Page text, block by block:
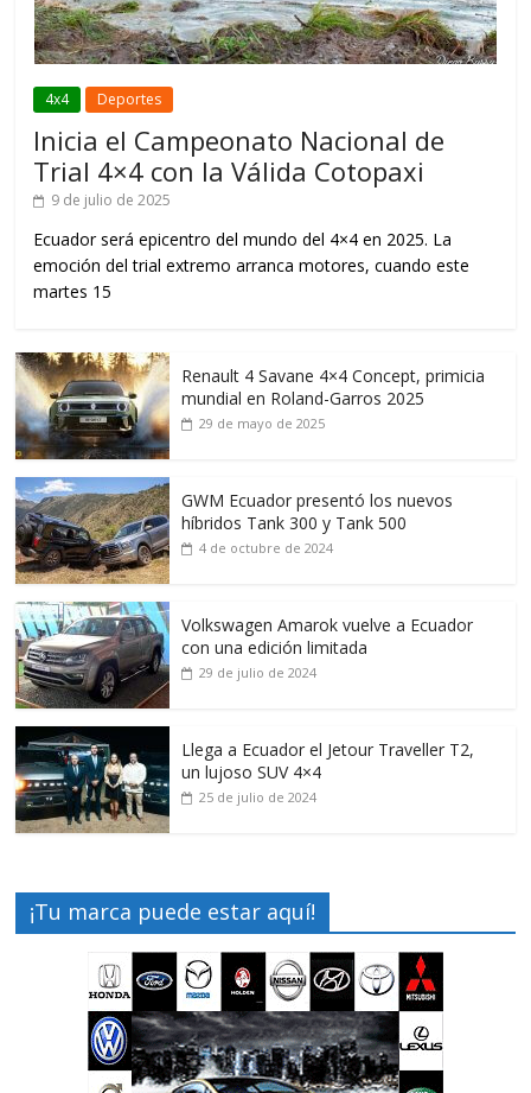
4x4 Deportes
Inicia el Campeonato Nacional de
Trial 4×4 con la Válida Cotopaxi
9 de julio de 2025
Ecuador será epicentro del mundo del 4×4 en 2025. La
emoción del trial extremo arranca motores, cuando este
martes 15
Renault 4 Savane 4×4 Concept, primicia
mundial en Roland-Garros 2025
29 de mayo de 2025
GWM Ecuador presentó los nuevos
híbridos Tank 300 y Tank 500
4 de octubre de 2024
Volkswagen Amarok vuelve a Ecuador
con una edición limitada
29 de julio de 2024
Llega a Ecuador el Jetour Traveller T2,
un lujoso SUV 4×4
25 de julio de 2024
¡Tu marca puede estar aquí!